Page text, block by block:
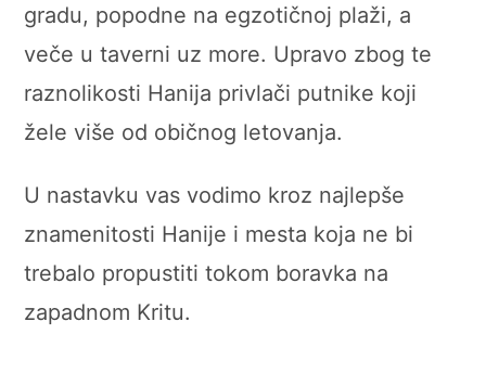
gradu, popodne na egzotičnoj plaži, a
veče u taverni uz more. Upravo zbog te
raznolikosti Hanija privlači putnike koji
žele više od običnog letovanja.
U nastavku vas vodimo kroz najlepše
znamenitosti Hanije i mesta koja ne bi
trebalo propustiti tokom boravka na
zapadnom Kritu.